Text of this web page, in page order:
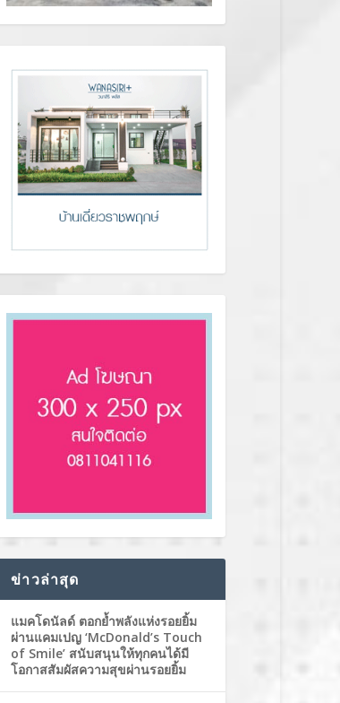
ข่าวล่าสุด
แมคโดนัลด์ ตอกย้ำพลังแห่งรอยยิ้ม
ผ่านแคมเปญ ‘McDonald’s Touch
of Smile’ สนับสนุนให้ทุกคนได้มี
โอกาสสัมผัสความสุขผ่านรอยยิ้ม